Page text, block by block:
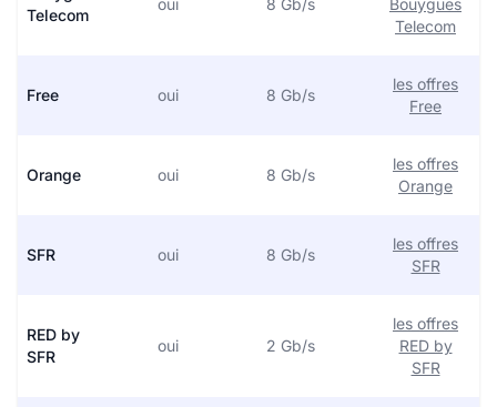
Telecom
oui 8 Gb/s
Bouygues
Telecom
Free oui 8 Gb/s
les offres
Free
Orange oui 8 Gb/s
les offres
Orange
SFR oui 8 Gb/s
les offres
SFR
RED by
SFR
oui 2 Gb/s
les offres
RED by
SFR